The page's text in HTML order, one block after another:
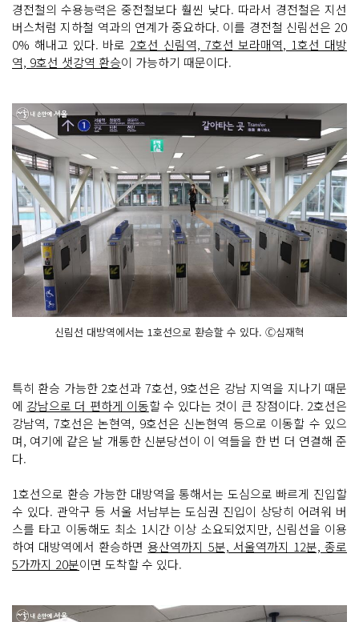
경전철의 수용능력은 중전철보다 훨씬 낮다. 따라서 경전철은 지선
버스처럼 지하철 역과의 연계가 중요하다. 이를 경전철 신림선은 20
0% 해내고 있다. 바로 2호선 신림역, 7호선 보라매역, 1호선 대방
역, 9호선 샛강역 환승이 가능하기 때문이다.
신림선 대방역에서는 1호선으로 환승할 수 있다. Ⓒ심재혁
특히 환승 가능한 2호선과 7호선, 9호선은 강남 지역을 지나기 때문
에 강남으로 더 편하게 이동할 수 있다는 것이 큰 장점이다. 2호선은
강남역, 7호선은 논현역, 9호선은 신논현역 등으로 이동할 수 있으
며, 여기에 같은 날 개통한 신분당선이 이 역들을 한 번 더 연결해 준
다.
1호선으로 환승 가능한 대방역을 통해서는 도심으로 빠르게 진입할
수 있다. 관악구 등 서울 서남부는 도심권 진입이 상당히 어려워 버
스를 타고 이동해도 최소 1시간 이상 소요되었지만, 신림선을 이용
하여 대방역에서 환승하면용산역까지 5분, 서울역까지 12분, 종로
5가까지 20분이면 도착할 수 있다.